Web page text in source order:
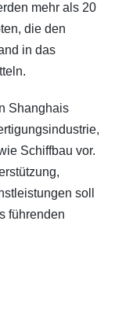
mehr als 20
die den
in das
Shanghais
Schiffbau vor.
soll
führenden